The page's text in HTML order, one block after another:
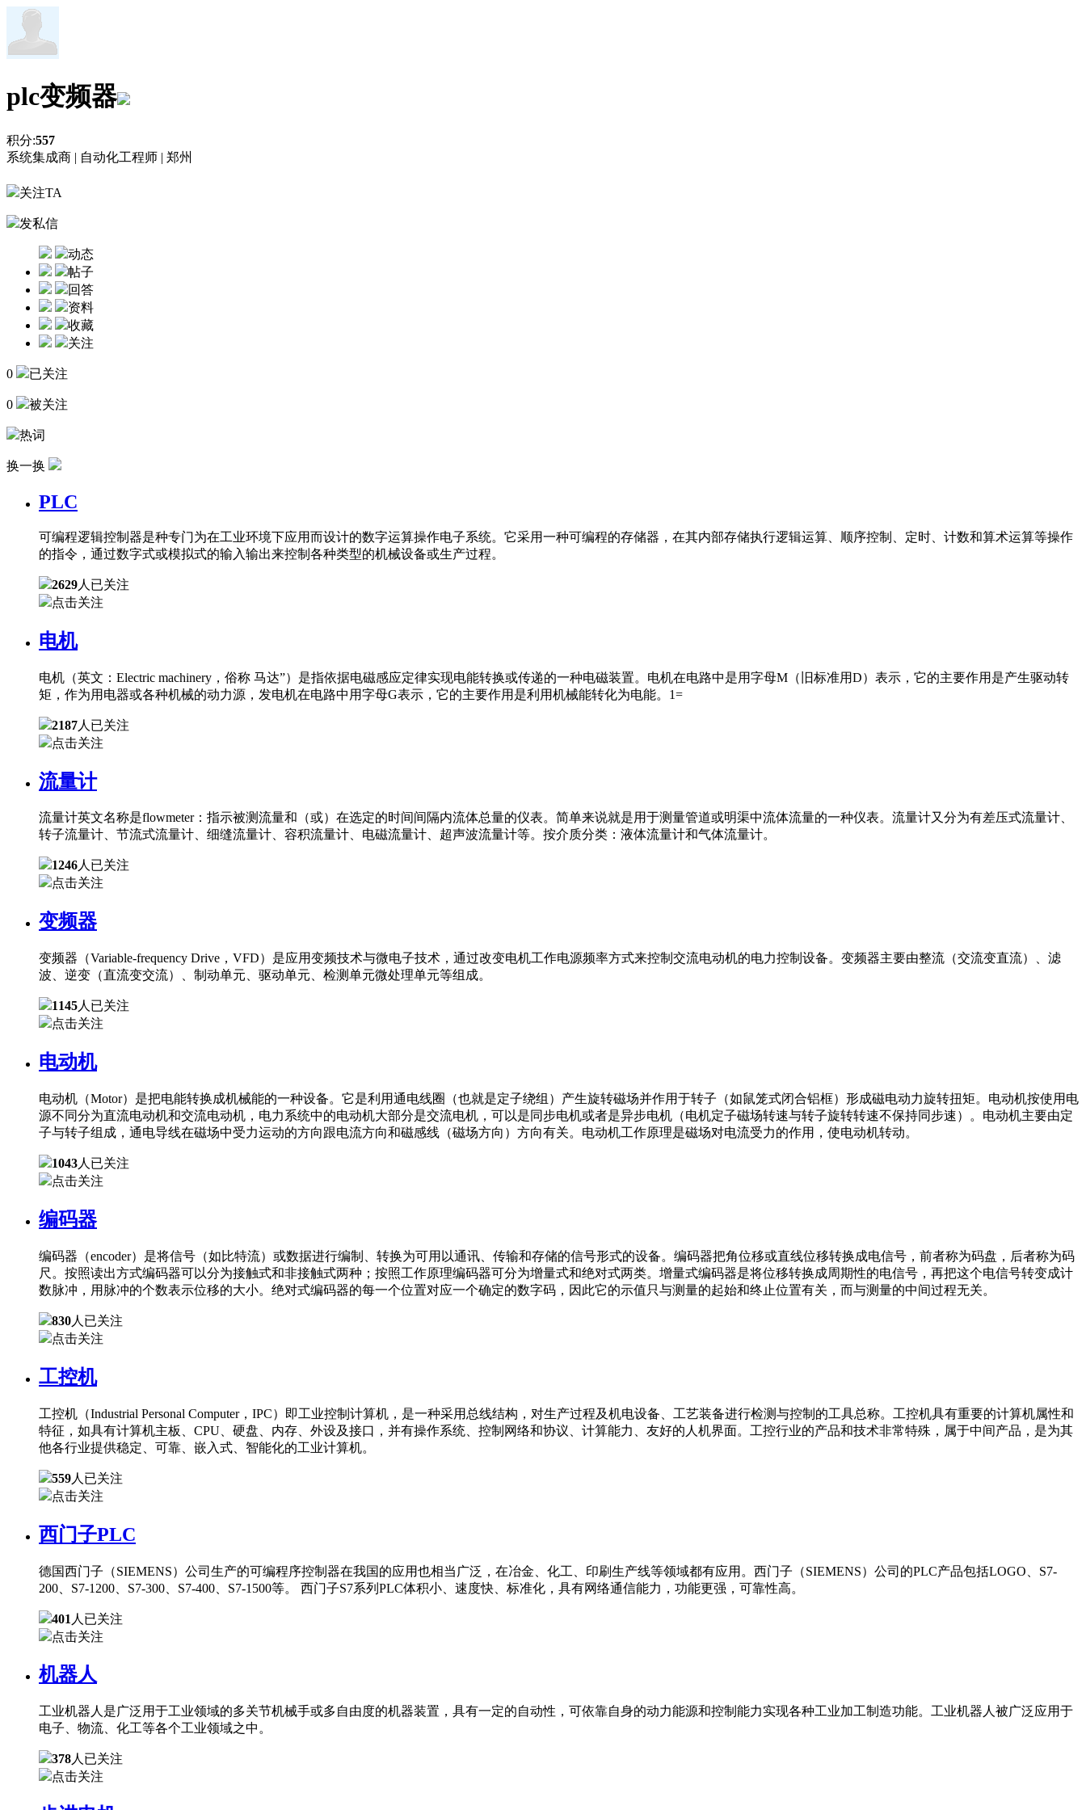
plc变频器
积分:557
系统集成商 | 自动化工程师 | 郑州
关注TA
发私信
动态
帖子
回答
资料
收藏
关注
0 已关注
0 被关注
热词
换一换
PLC
可编程逻辑控制器是种专门为在工业环境下应用而设计的数字运算操作电子系统。它采用一种可编程的存储器，在其内部存储执行逻辑运算、顺序控制、定时、计数和算术运算等操作
的指令，通过数字式或模拟式的输入输出来控制各种类型的机械设备或生产过程。
2629人已关注
点击关注
电机
电机（英文：Electric machinery，俗称 马达”）是指依据电磁感应定律实现电能转换或传递的一种电磁装置。电机在电路中是用字母M（旧标准用D）表示，它的主要作用是产生驱动转
矩，作为用电器或各种机械的动力源，发电机在电路中用字母G表示，它的主要作用是利用机械能转化为电能。1=
2187人已关注
点击关注
流量计
流量计英文名称是flowmeter：指示被测流量和（或）在选定的时间间隔内流体总量的仪表。简单来说就是用于测量管道或明渠中流体流量的一种仪表。流量计又分为有差压式流量计、
转子流量计、节流式流量计、细缝流量计、容积流量计、电磁流量计、超声波流量计等。按介质分类：液体流量计和气体流量计。
1246人已关注
点击关注
变频器
变频器（Variable-frequency Drive，VFD）是应用变频技术与微电子技术，通过改变电机工作电源频率方式来控制交流电动机的电力控制设备。变频器主要由整流（交流变直流）、滤
波、逆变（直流变交流）、制动单元、驱动单元、检测单元微处理单元等组成。
1145人已关注
点击关注
电动机
电动机（Motor）是把电能转换成机械能的一种设备。它是利用通电线圈（也就是定子绕组）产生旋转磁场并作用于转子（如鼠笼式闭合铝框）形成磁电动力旋转扭矩。电动机按使用电
源不同分为直流电动机和交流电动机，电力系统中的电动机大部分是交流电机，可以是同步电机或者是异步电机（电机定子磁场转速与转子旋转转速不保持同步速）。电动机主要由定
子与转子组成，通电导线在磁场中受力运动的方向跟电流方向和磁感线（磁场方向）方向有关。电动机工作原理是磁场对电流受力的作用，使电动机转动。
1043人已关注
点击关注
编码器
编码器（encoder）是将信号（如比特流）或数据进行编制、转换为可用以通讯、传输和存储的信号形式的设备。编码器把角位移或直线位移转换成电信号，前者称为码盘，后者称为码
尺。按照读出方式编码器可以分为接触式和非接触式两种；按照工作原理编码器可分为增量式和绝对式两类。增量式编码器是将位移转换成周期性的电信号，再把这个电信号转变成计
数脉冲，用脉冲的个数表示位移的大小。绝对式编码器的每一个位置对应一个确定的数字码，因此它的示值只与测量的起始和终止位置有关，而与测量的中间过程无关。
830人已关注
点击关注
工控机
工控机（Industrial Personal Computer，IPC）即工业控制计算机，是一种采用总线结构，对生产过程及机电设备、工艺装备进行检测与控制的工具总称。工控机具有重要的计算机属性和
特征，如具有计算机主板、CPU、硬盘、内存、外设及接口，并有操作系统、控制网络和协议、计算能力、友好的人机界面。工控行业的产品和技术非常特殊，属于中间产品，是为其
他各行业提供稳定、可靠、嵌入式、智能化的工业计算机。
559人已关注
点击关注
西门子PLC
德国西门子（SIEMENS）公司生产的可编程序控制器在我国的应用也相当广泛，在冶金、化工、印刷生产线等领域都有应用。西门子（SIEMENS）公司的PLC产品包括LOGO、S7-
200、S7-1200、S7-300、S7-400、S7-1500等。 西门子S7系列PLC体积小、速度快、标准化，具有网络通信能力，功能更强，可靠性高。
401 人已关注
点击关注
机器人
工业机器人是广泛用于工业领域的多关节机械手或多自由度的机器装置，具有一定的自动性，可依靠自身的动力能源和控制能力实现各种工业加工制造功能。工业机器人被广泛应用于
电子、物流、化工等各个工业领域之中。
378人已关注
点击关注